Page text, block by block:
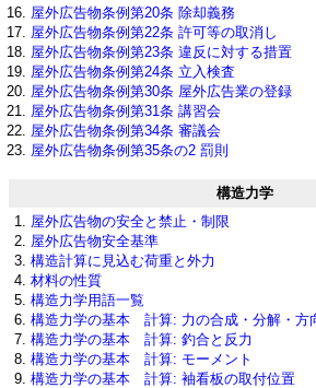
屋外広告物条例第20条 除却義務
屋外広告物条例第22条 許可等の取消し
屋外広告物条例第23条 違反に対する措置
屋外広告物条例第24条 立入検査
屋外広告物条例第30条 屋外広告業の登録
屋外広告物条例第31条 講習会
屋外広告物条例第34条 審議会
屋外広告物条例第35条の2 罰則
構造力学
屋外広告物の安全と禁止・制限
屋外広告物安全基準
構造計算に見込む荷重と外力
材料の性質
構造力学用語一覧
構造力学の基本 計算: 力の合成・分解・方
構造力学の基本 計算: 釣合と反力
構造力学の基本 計算: モーメント
構造力学の基本 計算: 袖看板の取付位置